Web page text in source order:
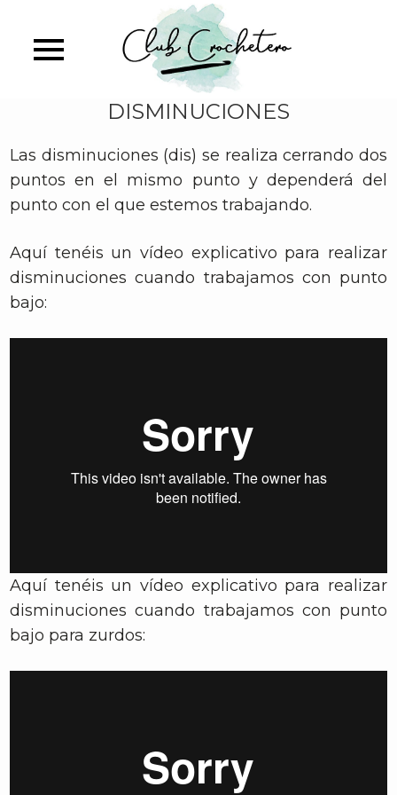
main
DISMINUCIONES
Las disminuciones (dis) se realiza cerrando dos
puntos en el mismo punto y dependerá del
punto con el que estemos trabajando.
Aquí tenéis un vídeo explicativo para realizar
disminuciones cuando trabajamos con punto
bajo:
Aquí tenéis un vídeo explicativo para realizar
disminuciones cuando trabajamos con punto
bajo para zurdos: